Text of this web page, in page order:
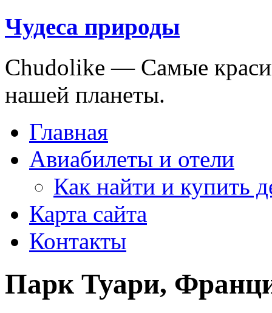
Чудеса природы
Chudolike — Cамые
нашей планеты.
Главная
Авиабилеты и отели
Как найти и купить
Карта сайта
Контакты
Парк Туари,